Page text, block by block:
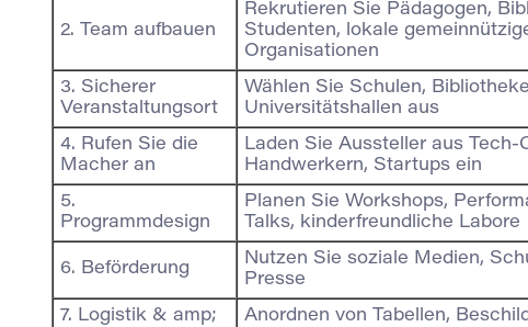
2. Team aufbauen
Rekrutieren Sie Pädagogen,
Studenten, lokale
Organisationen
3. Sicherer
Veranstaltungsort
Wählen Sie Schulen,
Universitätshallen aus
4. Rufen Sie die
Macher an
Laden Sie Aussteller aus Tech-
Handwerkern, Startups ein
5.
Programmdesign
Planen Sie Workshops,
Talks, kinderfreundliche Labore
6. Beförderung
Nutzen Sie soziale Medien,
Presse
7. Logistik & amp;
Anordnen von Tabellen,